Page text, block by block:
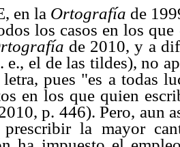
en la Ortografía de
los casos en los
de 2010, y a
e., el de las tildes), no
letra, pues "es a todas
en los que quien
p. 446). Pero, aun
prescribir la mayor